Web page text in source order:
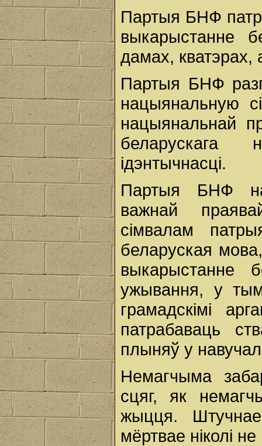
Партыя БНФ
выкарыстанне
дамах, кватэрах,
Партыя БНФ
нацыянальную
нацыянальнай
беларускага
ідэнтычнасці.
Партыя БНФ
важнай
сімвалам
беларуская
выкарыстанне
ужывання, у
грамадскімі
патрабаваць
плыняў у
Немагчыма
сцяг, як
жыцця.
мёртвае ніколі